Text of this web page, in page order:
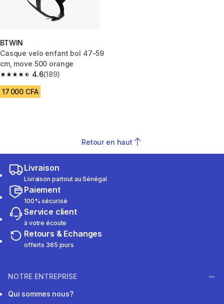
BTWIN
Casque velo enfant bol 47-59
cm, move 500 orange
4.6
4.6 out of 5 stars from 189 reviews
(189)
17 000 CFA
Retour en haut
Livraison
Livraison partout au Sénégal
Paiement
100% sécurisé
Service client
à votre écoute
Retours & Echanges
offerts 365 jours
NOTRE ENTREPRISE
Qui sommes nous?